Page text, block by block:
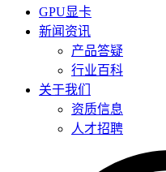
GPU显卡
新闻资讯
产品答疑
行业百科
关于我们
资质信息
人才招聘